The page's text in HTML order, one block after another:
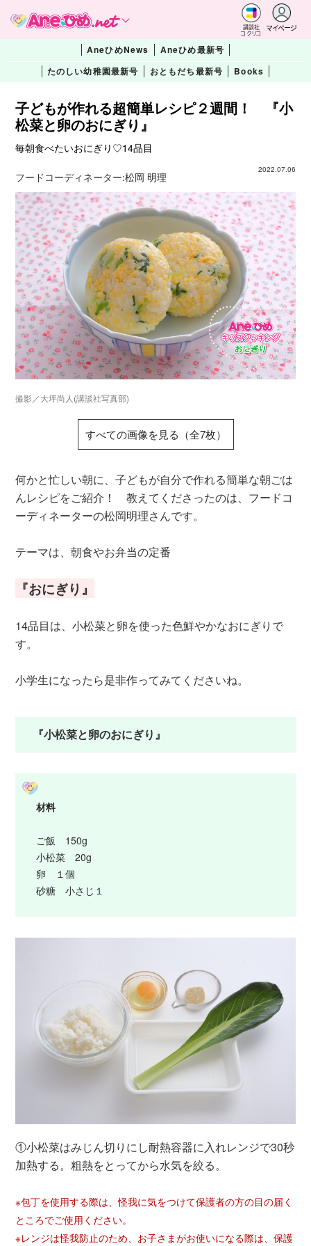
講談社
コクリコ
マイページ
AneひめNews
Aneひめ最新号
たのしい幼稚園最新号
おともだち最新号 Books
子どもが作れる超簡単レシピ２週間！ 『小
松菜と卵のおにぎり』
毎朝食べたいおにぎり♡14品目
2022.07.06
フードコーディネーター:松岡 明理
撮影／大坪尚人(講談社写真部)
すべての画像を見る（全7枚）
何かと忙しい朝に、子どもが自分で作れる簡単な朝ごは
んレシピをご紹介！ 教えてくださったのは、フードコ
ーディネーターの松岡明理さんです。
テーマは、朝食やお弁当の定番
『おにぎり』
14品目は、小松菜と卵を使った色鮮やかなおにぎりで
す。
小学生になったら是非作ってみてくださいね。
『小松菜と卵のおにぎり』
材料
ご飯 150g
小松菜 20g
卵 １個
砂糖 小さじ１
①小松菜はみじん切りにし耐熱容器に入れレンジで30秒
加熱する。粗熱をとってから水気を絞る。
※包丁を使用する際は、怪我に気をつけて保護者の方の目の届く
ところでご使用ください。
※レンジは怪我防止のため、お子さまがお使いになる際は、保護